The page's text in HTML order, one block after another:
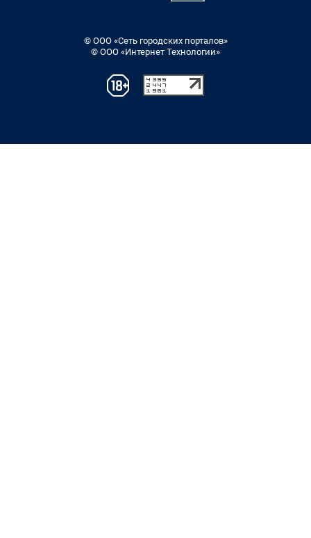
© ООО «Сеть городских порталов»
© ООО «Интернет Технологии»